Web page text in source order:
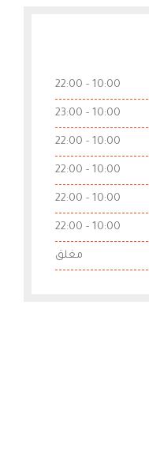
10:00 - 22:00
10:00 - 23:00
10:00 - 22:00
10:00 - 22:00
10:00 - 22:00
10:00 - 22:00
مغلق